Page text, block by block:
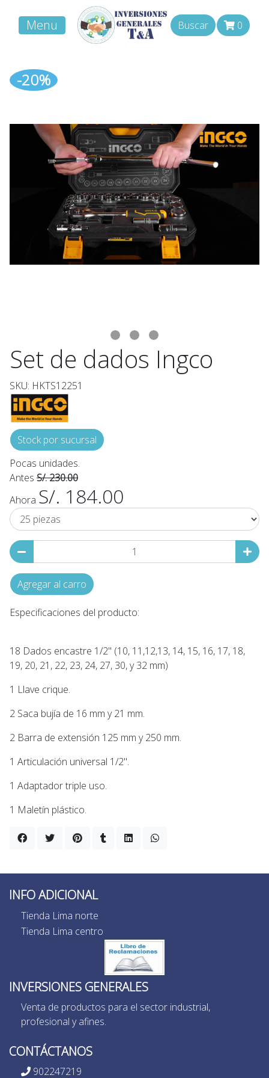
Menu Buscar 0
-20%
Set de dados Ingco
SKU: HKTS12251
Stock por sucursal
Pocas unidades.
Antes S/. 230.00
Ahora S/. 184.00
Agregar al carro
Especificaciones del producto:
18 Dados encastre 1/2" (10, 11,12,13, 14, 15, 16, 17, 18,
19, 20, 21, 22, 23, 24, 27, 30, y 32 mm)
1 Llave crique.
2 Saca bujía de 16 mm y 21 mm.
2 Barra de extensión 125 mm y 250 mm.
1 Articulación universal 1/2".
1 Adaptador triple uso.
1 Maletín plástico.
INFO ADICIONAL
Tienda Lima norte
Tienda Lima centro
INVERSIONES GENERALES
Venta de productos para el sector industrial,
profesional y afines.
CONTÁCTANOS
902247219